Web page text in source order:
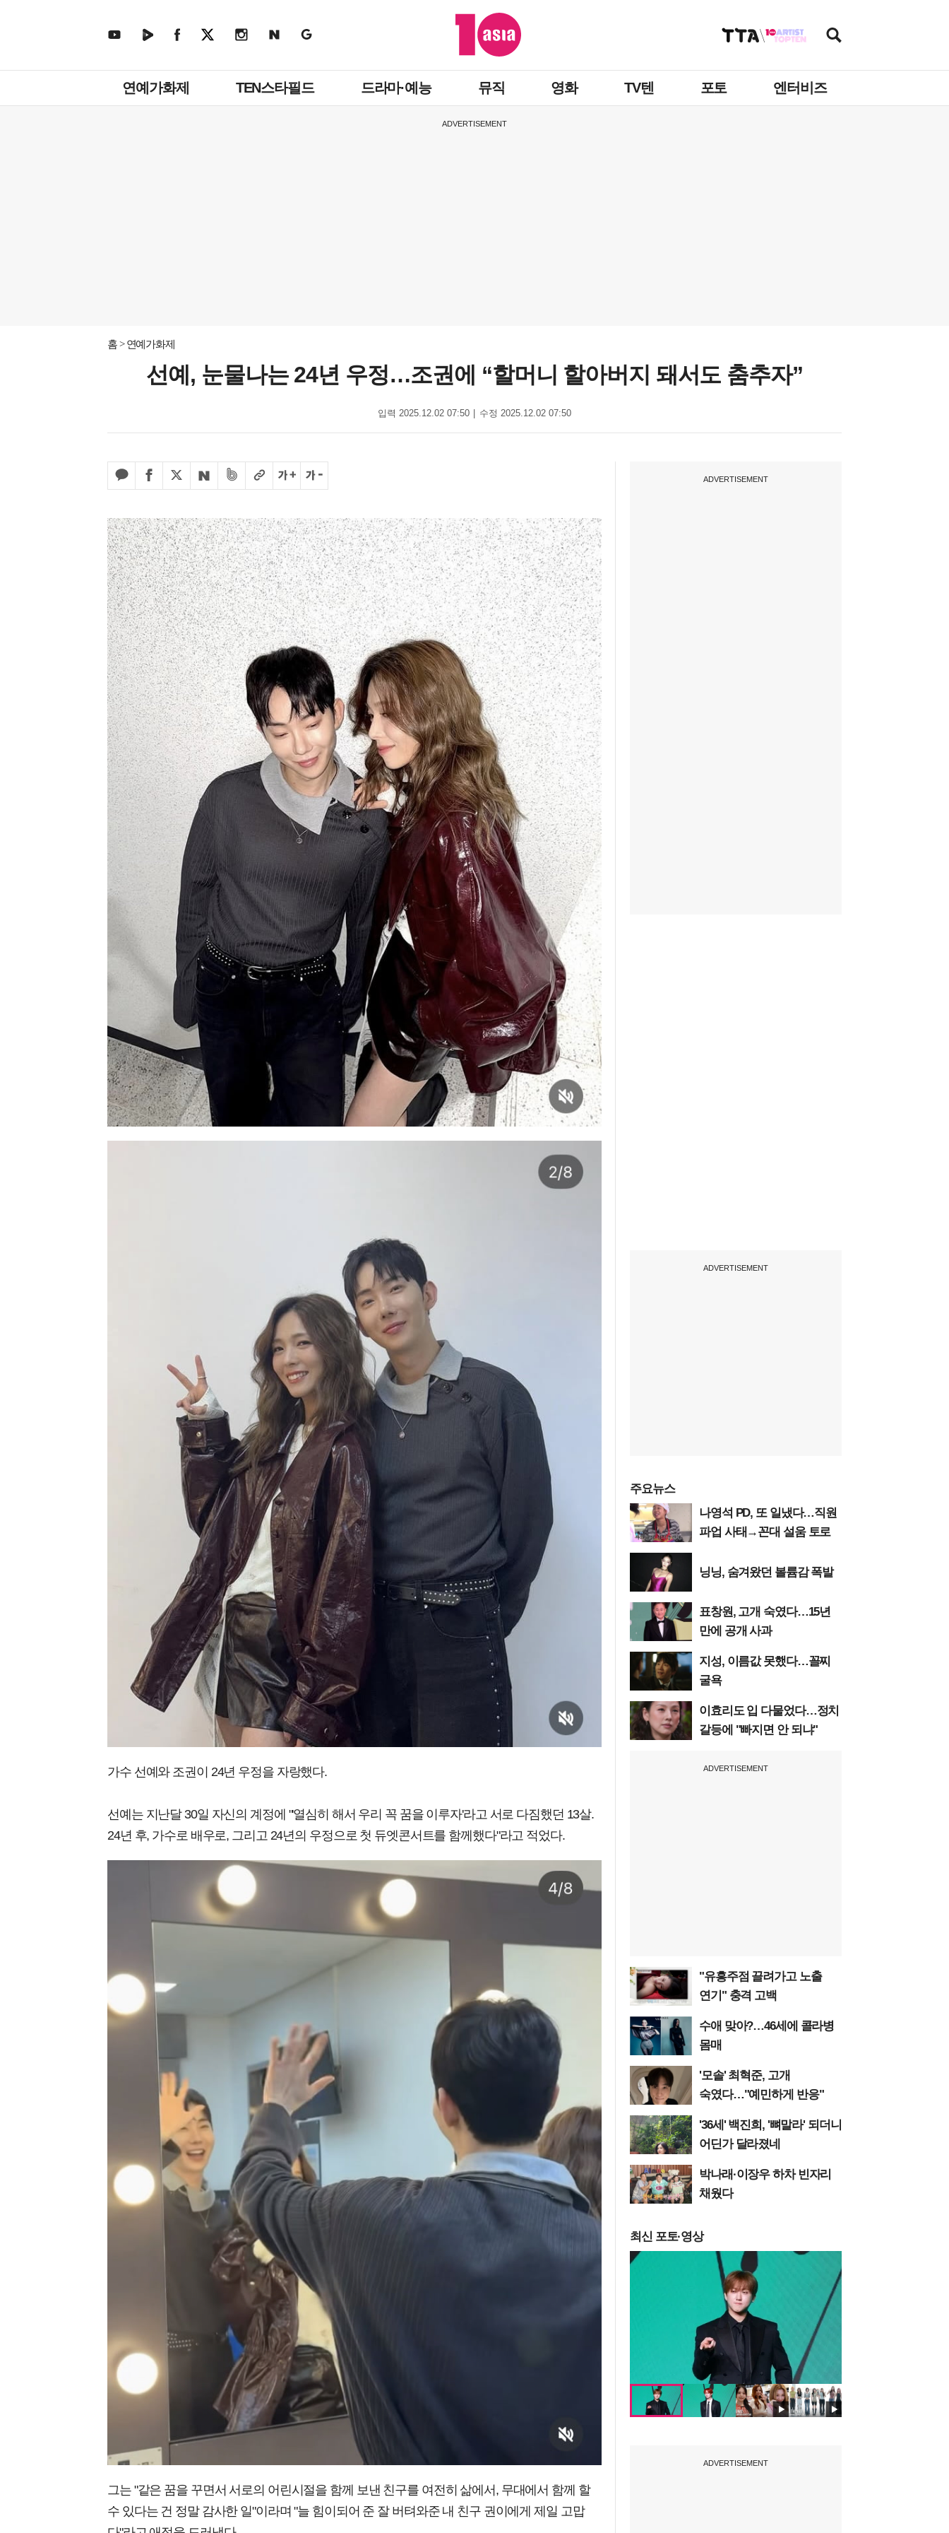
뉴
연예가화제 TEN스타필드 드라마·예능 뮤직 영화 TV텐 포토 엔터비즈
ADVERTISEMENT
홈 연예가화제
선예, 눈물나는 24년 우정…조권에 “할머니 할아버지 돼서도 춤추자”
입력 2025.12.02 07:50 수정 2025.12.02 07:50
가수 선예와 조권이 24년 우정을 자랑했다.
선예는 지난달 30일 자신의 계정에 "'열심히 해서 우리 꼭 꿈을 이루자'라고 서로 다짐했던 13살.
24년 후, 가수로 배우로, 그리고 24년의 우정으로 첫 듀엣콘서트를 함께했다"라고 적었다.
그는 "같은 꿈을 꾸면서 서로의 어린시절을 함께 보낸 친구를 여전히 삶에서, 무대에서 함께 할
수 있다는 건 정말 감사한 일"이라며 "늘 힘이되어 준 잘 버텨와준 내 친구 권이에게 제일 고맙
ADVERTISEMENT
ADVERTISEMENT
주요뉴스
나영석 PD, 또 일냈다…직원
파업 사태→꼰대 설움 토로
닝닝, 숨겨왔던 볼륨감 폭발
표창원, 고개 숙였다…15년
만에 공개 사과
지성, 이름값 못했다…꼴찌
굴욕
이효리도 입 다물었다…정치
갈등에 "빠지면 안 되냐"
ADVERTISEMENT
"유흥주점 끌려가고 노출
연기" 충격 고백
수애 맞아?…46세에 콜라병
몸매
'모솔' 최혁준, 고개
숙였다…"예민하게 반응"
'36세' 백진희, '뼈말라' 되더니
어딘가 달라졌네
박나래·이장우 하차 빈자리
채웠다
최신 포토·영상
ADVERTISEMENT